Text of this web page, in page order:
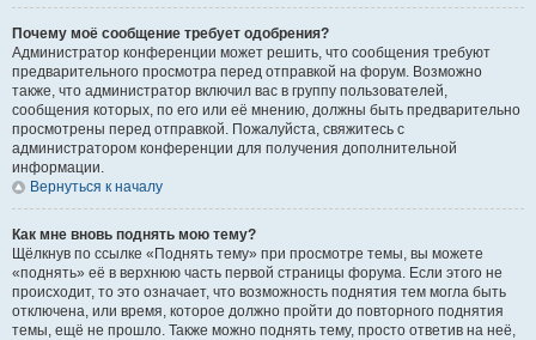
Почему моё сообщение требует одобрения?
Администратор конференции может решить, что сообщения требуют
предварительного просмотра перед отправкой на форум. Возможно
также, что администратор включил вас в группу пользователей,
сообщения которых, по его или её мнению, должны быть предварительно
просмотрены перед отправкой. Пожалуйста, свяжитесь с
администратором конференции для получения дополнительной
информации.
Вернуться к началу
Как мне вновь поднять мою тему?
Щёлкнув по ссылке «Поднять тему» при просмотре темы, вы можете
«поднять» её в верхнюю часть первой страницы форума. Если этого не
происходит, то это означает, что возможность поднятия тем могла быть
отключена, или время, которое должно пройти до повторного поднятия
темы, ещё не прошло. Также можно поднять тему, просто ответив на неё,